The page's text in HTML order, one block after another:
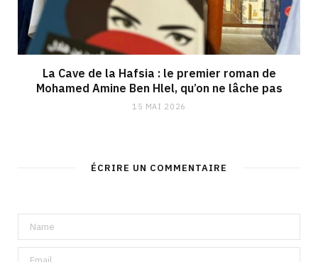
La Cave de la Hafsia : le premier roman de
Mohamed Amine Ben Hlel, qu’on ne lâche pas
15 MAI 2026
ÉCRIRE UN COMMENTAIRE